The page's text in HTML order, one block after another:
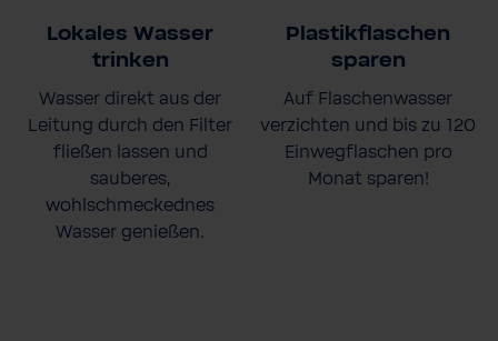
Lokales Wasser
trinken
Wasser direkt aus der
Leitung durch den Filter
fließen lassen und
sauberes,
wohlschmeckednes
Wasser genießen.
Plastikflaschen
sparen
Auf Flaschenwasser
verzichten und bis zu 120
Einwegflaschen pro
Monat sparen!